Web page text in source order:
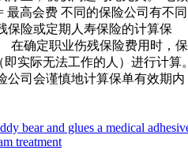
最高会费 不同的保险公司有不同
保险或定期人寿保险的计算保
在确定职业伤残保险费用时，保
实际无法工作的人）进行计算
公司会谨慎地计算保单有效期内